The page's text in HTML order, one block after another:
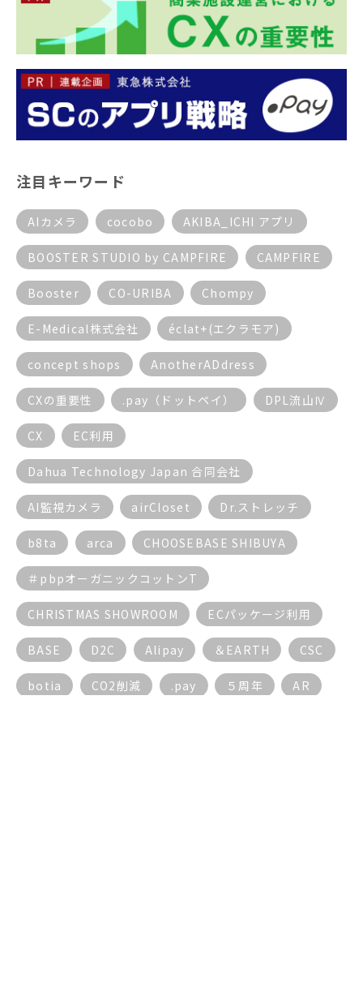
注目キーワード
AIカメラ cocobo AKIBA_ICHI アプリ
BOOSTER STUDIO by CAMPFIRE CAMPFIRE
Booster CO-URIBA Chompy
E-Medical株式会社 éclat+(エクラモア)
concept shops AnotherADdress
CXの重要性 .pay（ドットペイ） DPL流山Ⅳ
CX EC利用
Dahua Technology Japan 合同会社
AI監視カメラ airCloset Dr.ストレッチ
b8ta arca CHOOSEBASE SHIBUYA
＃pbpオーガニックコットンT
CHRISTMAS SHOWROOM ECパッケージ利用
BASE D2C Alipay ＆EARTH CSC
botia CO2削減 .pay ５周年 AR